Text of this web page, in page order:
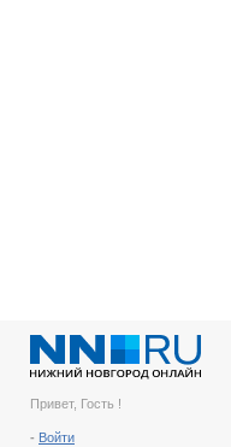
Привет, Гость !
- Войти